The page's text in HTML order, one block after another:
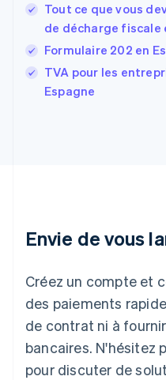
Tout ce que vous
de décharge fiscale
Formulaire 202 en
TVA pour les
Espagne
Envie de vous
Créez un compte et
des paiements
de contrat ni à
bancaires. N'hésitez
pour discuter de
EnglishEspañol 简体中文
Finlande
English Svenska
FrançaisEnglish
Gibraltar
English
Italie
Japon
日本語
Lettonie
English
Liechtenstein
DeutschEnglish